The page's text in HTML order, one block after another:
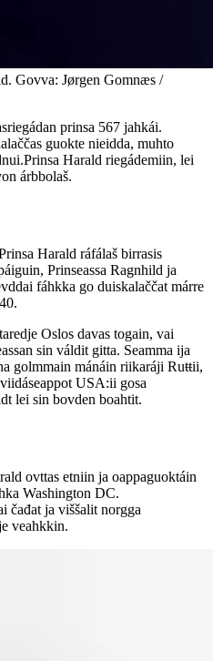
Govva: Jørgen Gomnæs /
prinsa 567 jahkái.
guokte nieidda, muhto
Harald riegádemiin, lei
árbbolaš.
Harald ráfálaš birrasis
Prinseassa Ragnhild ja
fáhkka go duiskalaččat márre
Oslos davas togain, vai
sin váldit gitta. Seamma ija
golmmain mánáin riikaráji Ruŧŧii,
USA:ii gosa
lei sin bovden boahtit.
ovttas etniin ja oappaguoktáin
Washington DC.
čađat ja viššalit norgga
veahkkin.